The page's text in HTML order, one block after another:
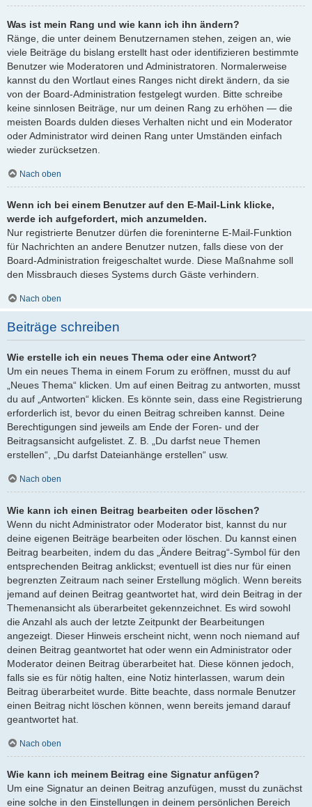
Was ist mein Rang und wie kann ich ihn ändern?
Ränge, die unter deinem Benutzernamen stehen, zeigen an, wie
viele Beiträge du bislang erstellt hast oder identifizieren bestimmte
Benutzer wie Moderatoren und Administratoren. Normalerweise
kannst du den Wortlaut eines Ranges nicht direkt ändern, da sie
von der Board-Administration festgelegt wurden. Bitte schreibe
keine sinnlosen Beiträge, nur um deinen Rang zu erhöhen — die
meisten Boards dulden dieses Verhalten nicht und ein Moderator
oder Administrator wird deinen Rang unter Umständen einfach
wieder zurücksetzen.
Nach oben
Wenn ich bei einem Benutzer auf den E-Mail-Link klicke,
werde ich aufgefordert, mich anzumelden.
Nur registrierte Benutzer dürfen die foreninterne E-Mail-Funktion
für Nachrichten an andere Benutzer nutzen, falls diese von der
Board-Administration freigeschaltet wurde. Diese Maßnahme soll
den Missbrauch dieses Systems durch Gäste verhindern.
Nach oben
Beiträge schreiben
Wie erstelle ich ein neues Thema oder eine Antwort?
Um ein neues Thema in einem Forum zu eröffnen, musst du auf
„Neues Thema“ klicken. Um auf einen Beitrag zu antworten, musst
du auf „Antworten“ klicken. Es könnte sein, dass eine Registrierung
erforderlich ist, bevor du einen Beitrag schreiben kannst. Deine
Berechtigungen sind jeweils am Ende der Foren- und der
Beitragsansicht aufgelistet. Z. B. „Du darfst neue Themen
erstellen“, „Du darfst Dateianhänge erstellen“ usw.
Nach oben
Wie kann ich einen Beitrag bearbeiten oder löschen?
Wenn du nicht Administrator oder Moderator bist, kannst du nur
deine eigenen Beiträge bearbeiten oder löschen. Du kannst einen
Beitrag bearbeiten, indem du das „Ändere Beitrag“-Symbol für den
entsprechenden Beitrag anklickst; eventuell ist dies nur für einen
begrenzten Zeitraum nach seiner Erstellung möglich. Wenn bereits
jemand auf deinen Beitrag geantwortet hat, wird dein Beitrag in der
Themenansicht als überarbeitet gekennzeichnet. Es wird sowohl
die Anzahl als auch der letzte Zeitpunkt der Bearbeitungen
angezeigt. Dieser Hinweis erscheint nicht, wenn noch niemand auf
deinen Beitrag geantwortet hat oder wenn ein Administrator oder
Moderator deinen Beitrag überarbeitet hat. Diese können jedoch,
falls sie es für nötig halten, eine Notiz hinterlassen, warum dein
Beitrag überarbeitet wurde. Bitte beachte, dass normale Benutzer
einen Beitrag nicht löschen können, wenn bereits jemand darauf
geantwortet hat.
Nach oben
Wie kann ich meinem Beitrag eine Signatur anfügen?
Um eine Signatur an deinen Beitrag anzufügen, musst du zunächst
eine solche in den Einstellungen in deinem persönlichen Bereich